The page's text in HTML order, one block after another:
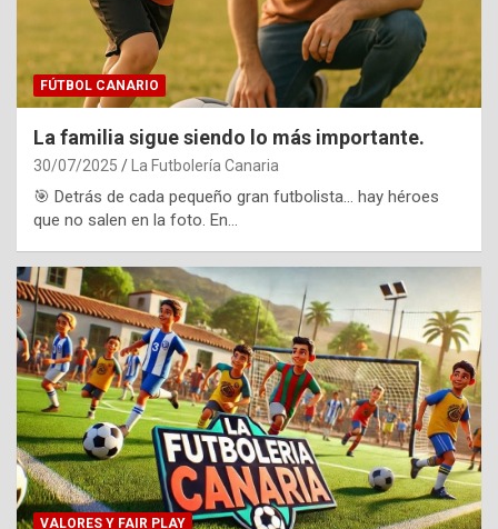
FÚTBOL CANARIO
La familia sigue siendo lo más importante.
30/07/2025 La Futbolería Canaria
🎯 Detrás de cada pequeño gran futbolista… hay héroes
que no salen en la foto. En…
VALORES Y FAIR PLAY